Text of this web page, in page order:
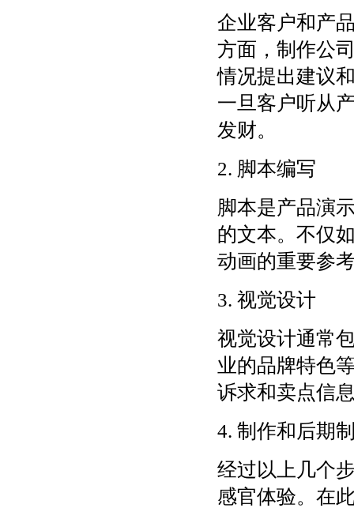
企业客户和产
方面，制作公
情况提出建议
一旦客户听从
发财。
2. 脚本编写
脚本是产品演
的文本。不仅
动画的重要参
3. 视觉设计
视觉设计通常
业的品牌特色
诉求和卖点信
4. 制作和后期
经过以上几个
感官体验。在